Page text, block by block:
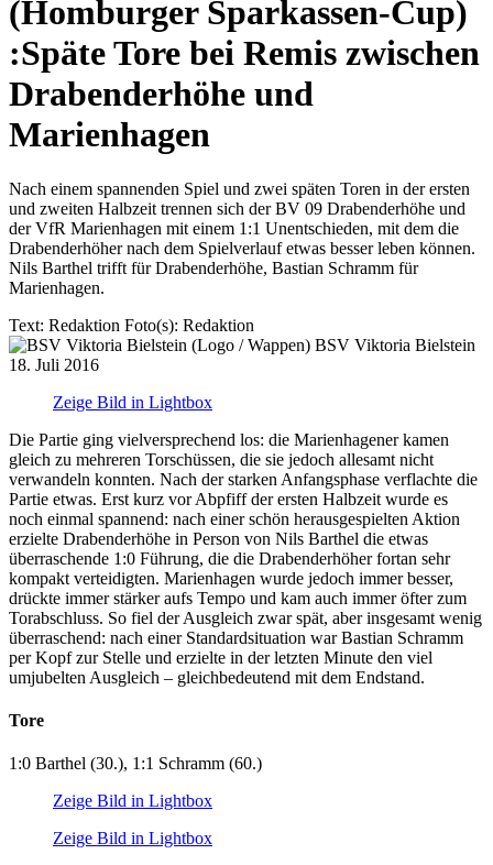
(Homburger Sparkassen-Cup)
:Späte Tore bei Remis zwischen
Drabenderhöhe und
Marienhagen
Nach einem spannenden Spiel und zwei späten Toren in der ersten
und zweiten Halbzeit trennen sich der BV 09 Drabenderhöhe und
der VfR Marienhagen mit einem 1:1 Unentschieden, mit dem die
Drabenderhöher nach dem Spielverlauf etwas besser leben können.
Nils Barthel trifft für Drabenderhöhe, Bastian Schramm für
Marienhagen.
Text: Redaktion Foto(s): Redaktion
BSV Viktoria Bielstein
18. Juli 2016
Zeige Bild in Lightbox
Die Partie ging vielversprechend los: die Marienhagener kamen
gleich zu mehreren Torschüssen, die sie jedoch allesamt nicht
verwandeln konnten. Nach der starken Anfangsphase verflachte die
Partie etwas. Erst kurz vor Abpfiff der ersten Halbzeit wurde es
noch einmal spannend: nach einer schön herausgespielten Aktion
erzielte Drabenderhöhe in Person von Nils Barthel die etwas
überraschende 1:0 Führung, die die Drabenderhöher fortan sehr
kompakt verteidigten. Marienhagen wurde jedoch immer besser,
drückte immer stärker aufs Tempo und kam auch immer öfter zum
Torabschluss. So fiel der Ausgleich zwar spät, aber insgesamt wenig
überraschend: nach einer Standardsituation war Bastian Schramm
per Kopf zur Stelle und erzielte in der letzten Minute den viel
umjubelten Ausgleich – gleichbedeutend mit dem Endstand.
Tore
1:0 Barthel (30.), 1:1 Schramm (60.)
Zeige Bild in Lightbox
Zeige Bild in Lightbox